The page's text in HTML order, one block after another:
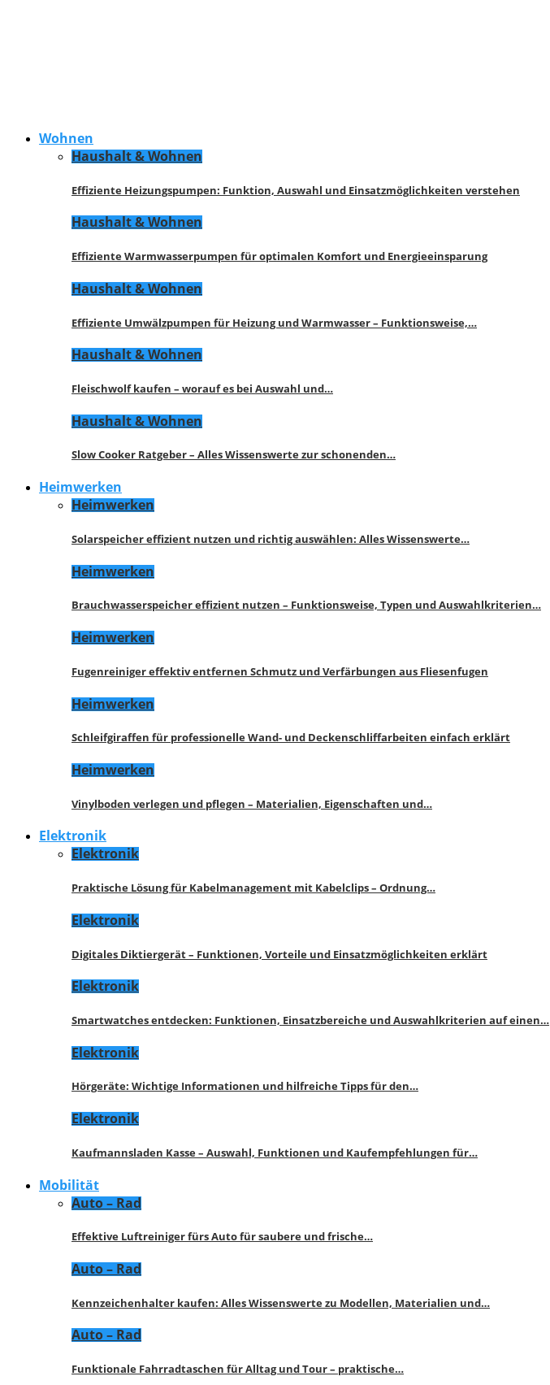
Wohnen
Haushalt & Wohnen
Effiziente Heizungspumpen: Funktion, Auswahl und Einsatzmöglichkeiten verstehen
Haushalt & Wohnen
Effiziente Warmwasserpumpen für optimalen Komfort und Energieeinsparung
Haushalt & Wohnen
Effiziente Umwälzpumpen für Heizung und Warmwasser – Funktionsweise,…
Haushalt & Wohnen
Fleischwolf kaufen – worauf es bei Auswahl und…
Haushalt & Wohnen
Slow Cooker Ratgeber – Alles Wissenswerte zur schonenden…
Heimwerken
Heimwerken
Solarspeicher effizient nutzen und richtig auswählen: Alles Wissenswerte…
Heimwerken
Brauchwasserspeicher effizient nutzen – Funktionsweise, Typen und Auswahlkriterien…
Heimwerken
Fugenreiniger effektiv entfernen Schmutz und Verfärbungen aus Fliesenfugen
Heimwerken
Schleifgiraffen für professionelle Wand- und Deckenschliffarbeiten einfach erklärt
Heimwerken
Vinylboden verlegen und pflegen – Materialien, Eigenschaften und…
Elektronik
Elektronik
Praktische Lösung für Kabelmanagement mit Kabelclips – Ordnung…
Elektronik
Digitales Diktiergerät – Funktionen, Vorteile und Einsatzmöglichkeiten erklärt
Elektronik
Smartwatches entdecken: Funktionen, Einsatzbereiche und Auswahlkriterien auf einen…
Elektronik
Hörgeräte: Wichtige Informationen und hilfreiche Tipps für den…
Elektronik
Kaufmannsladen Kasse – Auswahl, Funktionen und Kaufempfehlungen für…
Mobilität
Auto – Rad
Effektive Luftreiniger fürs Auto für saubere und frische…
Auto – Rad
Kennzeichenhalter kaufen: Alles Wissenswerte zu Modellen, Materialien und…
Auto – Rad
Funktionale Fahrradtaschen für Alltag und Tour – praktische…